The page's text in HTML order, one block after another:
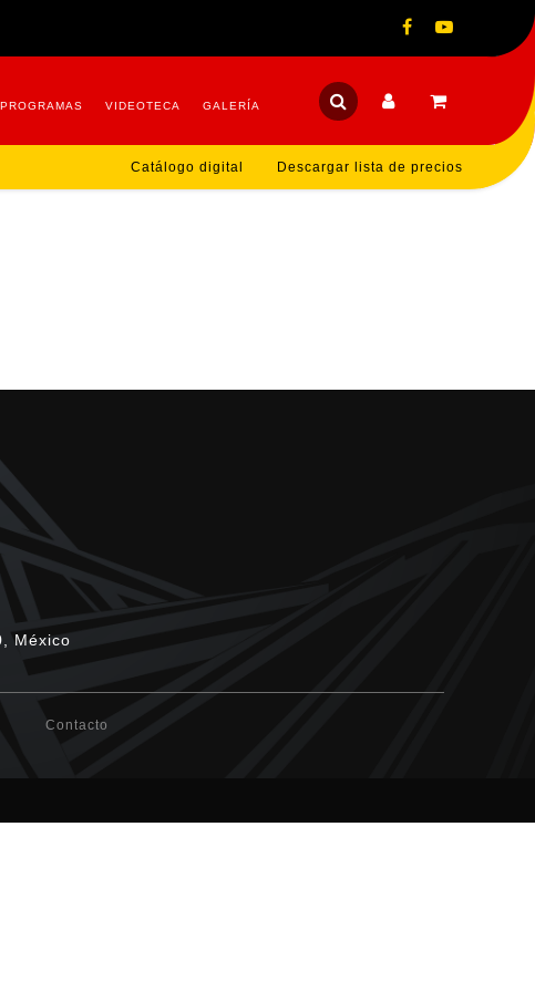
PROGRAMAS VIDEOTECA GALERÍA
Catálogo digital Descargar lista de precios
México
Contacto